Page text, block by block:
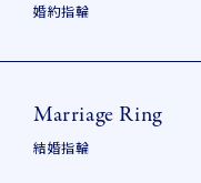
婚約指輪
Marriage Ring
結婚指輪